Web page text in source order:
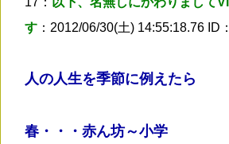
す ：2012/06/30(土) 14:55:18.76 ID
人の人生を季節に例えたら
春・・・赤ん坊～小学